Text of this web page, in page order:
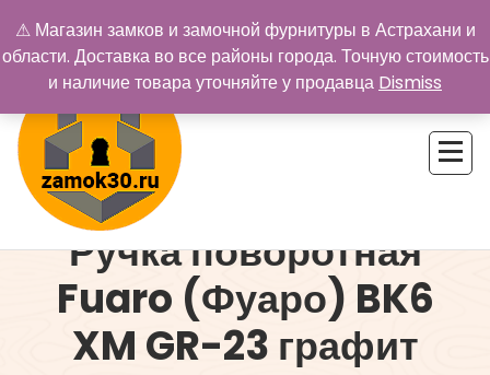
содержимому
Ручка поворотная
Fuaro (Фуаро) BK6
XM GR-23 графит
⚠ Магазин замков и замочной фурнитуры в Астрахани и
области. Доставка во все районы города. Точную стоимость
и наличие товара уточняйте у продавца Dismiss